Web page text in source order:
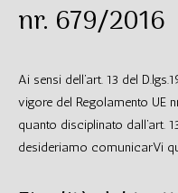
nr. 679/2016
Ai sensi dell’art. 13 del
vigore del Regolamento UE
quanto disciplinato dall’art.
desideriamo comunicarVi